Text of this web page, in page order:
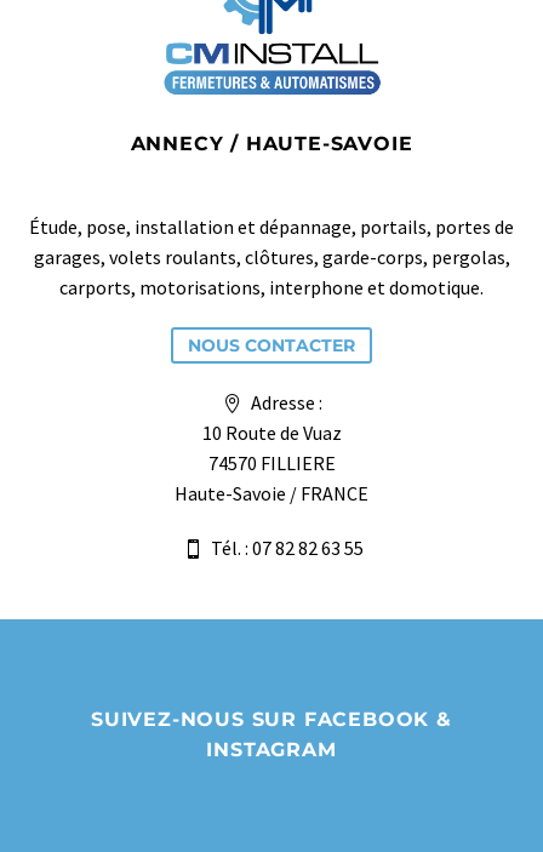
ANNECY / HAUTE-SAVOIE
Étude, pose, installation et dépannage, portails, portes de
garages, volets roulants, clôtures, garde-corps, pergolas,
carports, motorisations, interphone et domotique.
NOUS CONTACTER
Adresse :
10 Route de Vuaz
74570 FILLIERE
Haute-Savoie / FRANCE
Tél. : 07 82 82 63 55
SUIVEZ-NOUS SUR FACEBOOK &
INSTAGRAM